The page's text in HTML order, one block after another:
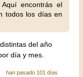
encontrás el
todos los días en
del año
día y mes.
han pasado 101 días